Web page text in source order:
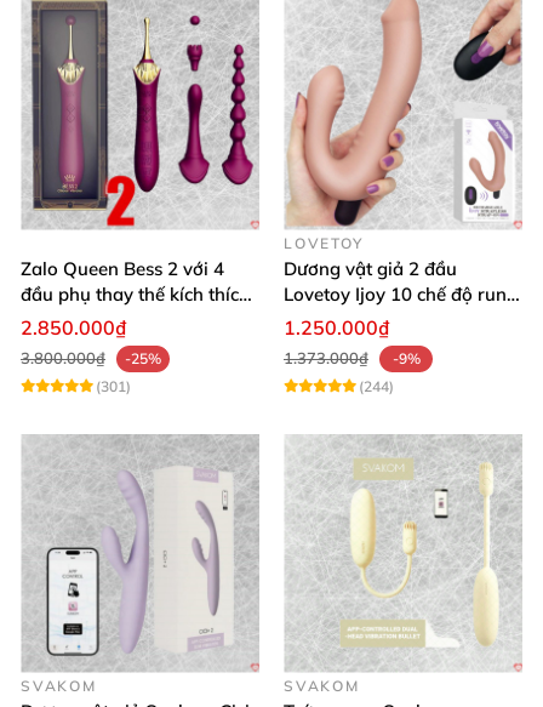
Zalo Queen Bess 2 với 4
đầu phụ thay thế kích thích
nhiều vị trí
2.850.000₫
3.800.000₫
-25%
(301)
LOVETOY
Dương vật giả 2 đầu
Lovetoy Ijoy 10 chế độ rung
silicon cao cấp sạc điện
1.250.000₫
1.373.000₫
-9%
(244)
SVAKOM SVAKOM